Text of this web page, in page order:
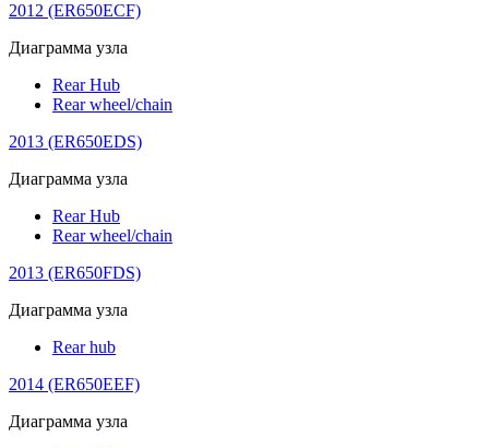
2012 (ER650ECF)
Диаграмма узла
Rear Hub
Rear wheel/chain
2013 (ER650EDS)
Диаграмма узла
Rear Hub
Rear wheel/chain
2013 (ER650FDS)
Диаграмма узла
Rear hub
2014 (ER650EEF)
Диаграмма узла